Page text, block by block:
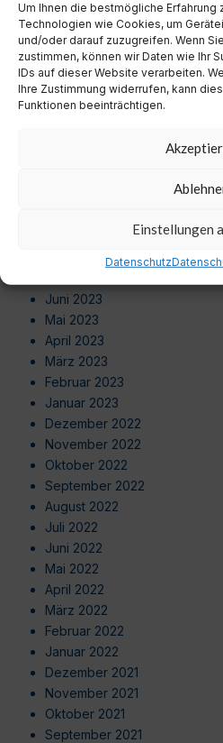
Um Ihnen die bestmögliche Erfahrung
Technologien wie Cookies, um
und/oder darauf zuzugreifen. Wenn
zustimmen, können wir Daten wie Ihr
IDs auf dieser Website verarbeiten.
Ihre Zustimmung widerrufen, kann
Funktionen beeinträchtigen.
Einstellungen
Datenschutz
August 2024
Juli 2024
Juni 2024
Mai 2024
April 2024
März 2024
September 2023
August 2023
Juni 2023
Mai 2023
April 2023
März 2023
Februar 2023
Januar 2023
Dezember 2022
November 2022
Oktober 2022
September 2022
August 2022
Juli 2022
Juni 2022
Mai 2022
April 2022
März 2022
Februar 2022
Januar 2022
Dezember 2021
November 2021
Oktober 2021
September 2021